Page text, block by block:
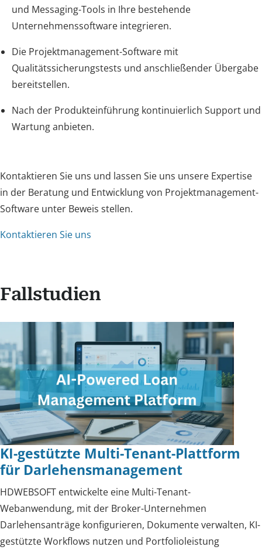
und Messaging-Tools in Ihre bestehende
Unternehmenssoftware integrieren.
Die Projektmanagement-Software mit
Qualitätssicherungstests und anschließender Übergabe
bereitstellen.
Nach der Produkteinführung kontinuierlich Support und
Wartung anbieten.
Kontaktieren Sie uns und lassen Sie uns unsere Expertise
in der Beratung und Entwicklung von Projektmanagement-
Software unter Beweis stellen.
Kontaktieren Sie uns
Fallstudien
KI-gestützte Multi-Tenant-Plattform
für Darlehensmanagement
HDWEBSOFT entwickelte eine Multi-Tenant-
Webanwendung, mit der Broker-Unternehmen
Darlehensanträge konfigurieren, Dokumente verwalten, KI-
gestützte Workflows nutzen und Portfolioleistung